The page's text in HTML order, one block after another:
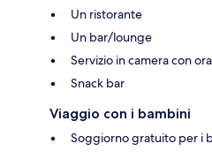
Un ristorante
Un bar/lounge
Servizio in camera con
Snack bar
Viaggio con i bambini
Soggiorno gratuito per i